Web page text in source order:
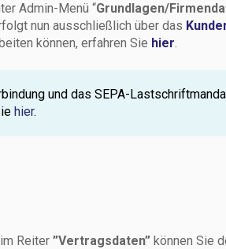
Admin-Menü “Grundlagen/
nun ausschließlich über das
können, erfahren Sie hier.
und das SEPA-
hier.
Reiter ”Vertragsdaten”können Sie